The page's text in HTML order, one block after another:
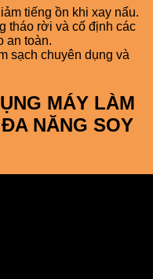
tiếng ồn khi xay nấu.
tháo rời và cố định các
an toàn.
sạch chuyên dụng và
MÁY LÀM
NĂNG SOY